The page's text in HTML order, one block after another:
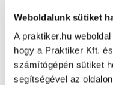
Weboldalunk sütiket
A praktiker.hu
hogy a Praktiker Kft.
számítógépén sütiket
segítségével az